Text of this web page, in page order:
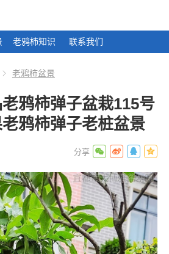
老鸦柿知识 联系我们
老鸦柿盆景
鸦柿弹子盆栽115号
鸦柿弹子老桩盆景